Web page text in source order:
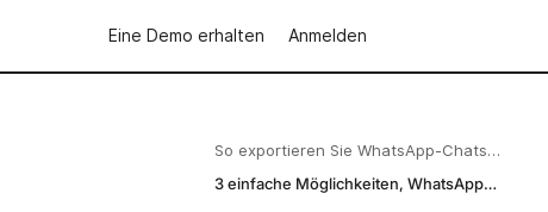
Eine Demo erhalten Anmelden
So exportieren Sie WhatsApp-Chats:
Bewährte Verfahren
3 einfache Möglichkeiten, WhatsApp-